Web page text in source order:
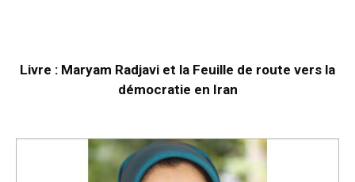
Livre : Maryam Radjavi et la Feuille de route vers la
démocratie en Iran